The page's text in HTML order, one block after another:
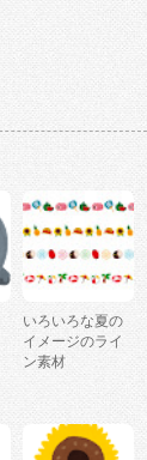
いろいろな夏の
イメージのライ
ン素材